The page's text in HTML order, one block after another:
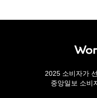
2025 소비자가
중앙일보 소비